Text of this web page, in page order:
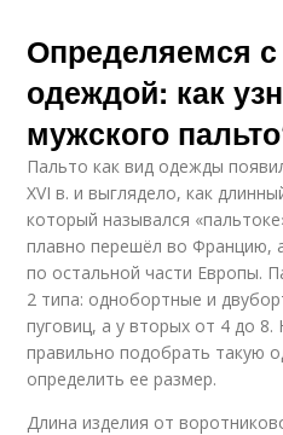
Определяемся с
одеждой: как
мужского
Пальто как вид одежды
XVI в. и выглядело, как
который назывался
плавно перешёл во Францию,
по остальной части Европы.
2 типа: однобортные и
пуговиц, а у вторых от 4 до
правильно подобрать такую
определить ее размер.
Длина изделия от